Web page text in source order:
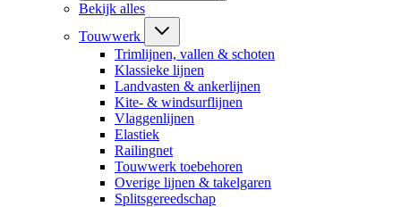
Bekijk alles
Touwwerk
Trimlijnen, vallen & schoten
Klassieke lijnen
Landvasten & ankerlijnen
Kite- & windsurflijnen
Vlaggenlijnen
Elastiek
Railingnet
Touwwerk toebehoren
Overige lijnen & takelgaren
Splitsgereedschap